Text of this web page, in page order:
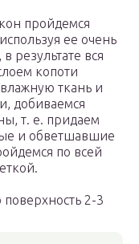
пройдемся
ее очень
результате вся
копоти
ткань и
добиваемся
т. е. придаем
и обветшавшие
по всей
2-3